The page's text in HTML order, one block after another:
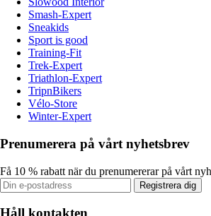
Smash-Expert
Sneakids
Sport is good
Training-Fit
Trek-Expert
Triathlon-Expert
TripnBikers
Vélo-Store
Winter-Expert
Prenumerera på vårt nyhetsbrev
Få 10 % rabatt när du prenumererar på vårt
Registrera dig